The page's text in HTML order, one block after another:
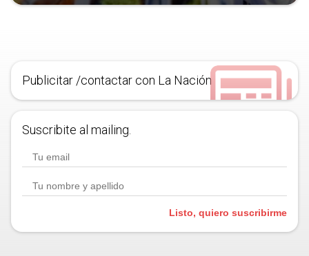
Publicitar /contactar con La Nación
Suscribite al mailing.
Listo, quiero suscribirme